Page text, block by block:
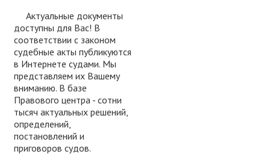
Актуальные документы
доступны для Вас! В
соответствии с законом
судебные акты публикуются
в Интернете судами. Мы
представляем их Вашему
вниманию. В базе
Правового центра - сотни
тысяч актуальных решений,
определений,
постановлений и
приговоров судов.